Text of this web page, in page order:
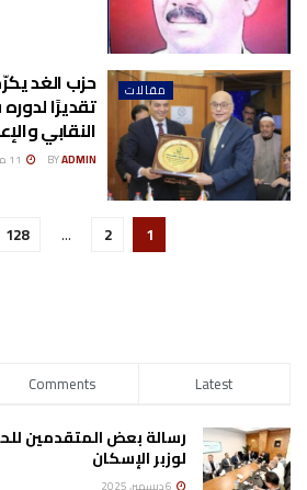
مقالات حزب الغد
تقديرًا
النقابي
BYADMIN
1
2
…
128
Comments Latest
رسالة بعض المتقدمين
لوزبر الإسكان